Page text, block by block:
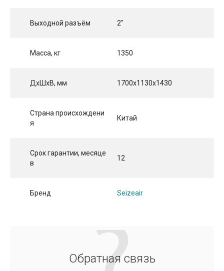
Выходной разъём 2"
Масса, кг 1350
ДхШхВ, мм 1700x1130x1430
Страна происхождени
я
Китай
Срок гарантии, месяце
в
12
Бренд Seizeair
Обратная связь